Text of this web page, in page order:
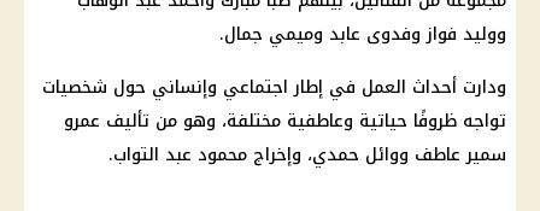
ووليد فواز وفدوى عابد وميمي جمال.
ودارت أحداث العمل في إطار اجتماعي وإنساني حول شخصيات
تواجه ظروفًا حياتية وعاطفية مختلفة، وهو من تأليف عمرو
سمير عاطف ووائل حمدي، وإخراج محمود عبد التواب.